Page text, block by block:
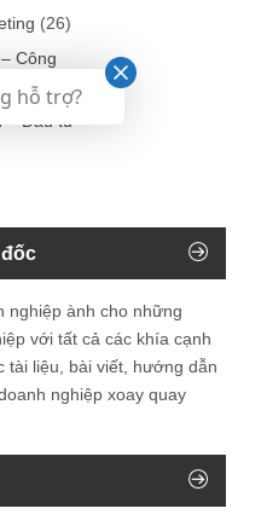
(26)
Công
– Đầu tư
nghiệp ành cho những
với tất cả các khía cạnh
tài liệu, bài viết, hướng dẫn
nghiệp xoay quay
hỗ trợ?